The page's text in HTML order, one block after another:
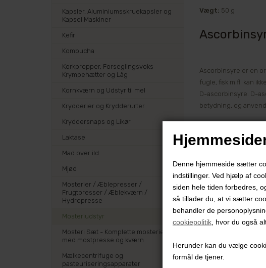
Denne hjemmeside sætter
indstillinger. Ved hjælp af
siden hele tiden forbedres,
så tillader du, at vi sætter
behandler de
cookiepolitik , hvor du også
Herunder kan du vælge
formål de tjener.
Vægt: 50 g
Ascorbinsyre er en
fugle, fisk m.fl. kan
D-ascorbinsyre. D-
betydning, og
L-ascorbinsyre er
er netop
ascorbinsyre har
jernoptagelsen fra
Vejledning:
Opløs produktet i en
Produktets
Kapsler, Aluminiumsskruekapsler og
Kapsel Maskiner
Kefir
Kombucha
Korkpropper, Forseglingsvoks
Krympehætter og Låg
Kornkværn og Udstyr til mel
Krydderier og Krydderurter
Kryddersnaps og Likør
Laktase
Mad over ild
Mjød
Mosterier / Æblepresser /
Frugtpresser / Æblekværn /
Hydropresse
Mosteriudstyr
Mosteri Sæt - Komplette mosterier
med mostpresse og kværn
Mælkecentrifuge og
pasteuriseringsapparater